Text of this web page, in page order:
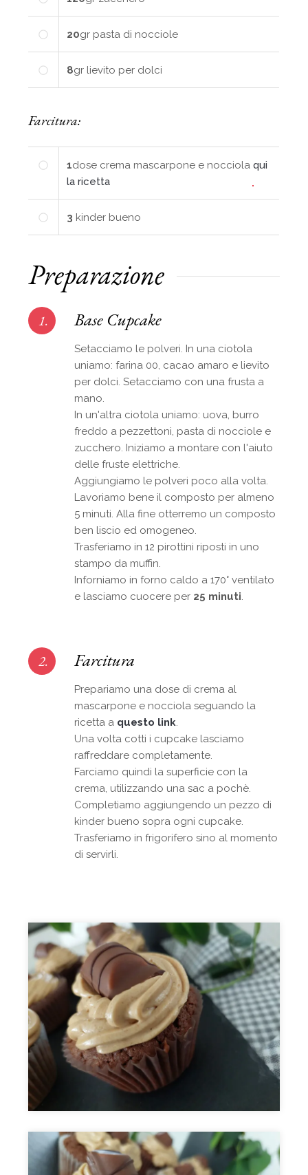
20gr pasta di nocciole
8gr lievito per dolci
Farcitura:
1dose crema mascarpone e nocciolaqui
la ricetta
3 kinder bueno
Preparazione
1. Base Cupcake
Setacciamo le polveri. In una ciotola
uniamo: farina 00, cacao amaro e lievito
per dolci. Setacciamo con una frusta a
mano.
In un'altra ciotola uniamo: uova, burro
freddo a pezzettoni, pasta di nocciole e
zucchero. Iniziamo a montare con l'aiuto
delle fruste elettriche.
Aggiungiamo le polveri poco alla volta.
Lavoriamo bene il composto per almeno
5 minuti. Alla fine otterremo un composto
ben liscio ed omogeneo.
Trasferiamo in 12 pirottini riposti in uno
stampo da muffin.
Inforniamo in forno caldo a 170° ventilato
e lasciamo cuocere per 25 minuti.
2. Farcitura
Prepariamo una dose di crema al
mascarpone e nocciola seguando la
ricetta a questo link.
Una volta cotti i cupcake lasciamo
raffreddare completamente.
Farciamo quindi la superficie con la
crema, utilizzando una sac a pochè.
Completiamo aggiungendo un pezzo di
kinder bueno sopra ogni cupcake.
Trasferiamo in frigorifero sino al momento
di servirli.